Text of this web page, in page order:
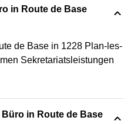
in Route de Base
de Base in 1228 Plan-les-
Sekretariatsleistungen
in Route de Base